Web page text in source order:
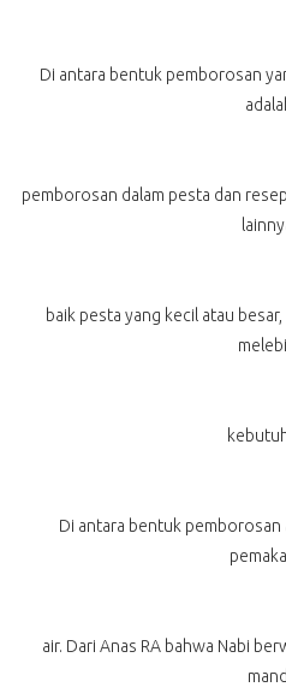
Di antara bentuk pemborosan
pemborosan dalam pesta dan
baik pesta yang kecil atau
Di antara bentuk pemborosan
air. Dari Anas RA bahwa Nabi